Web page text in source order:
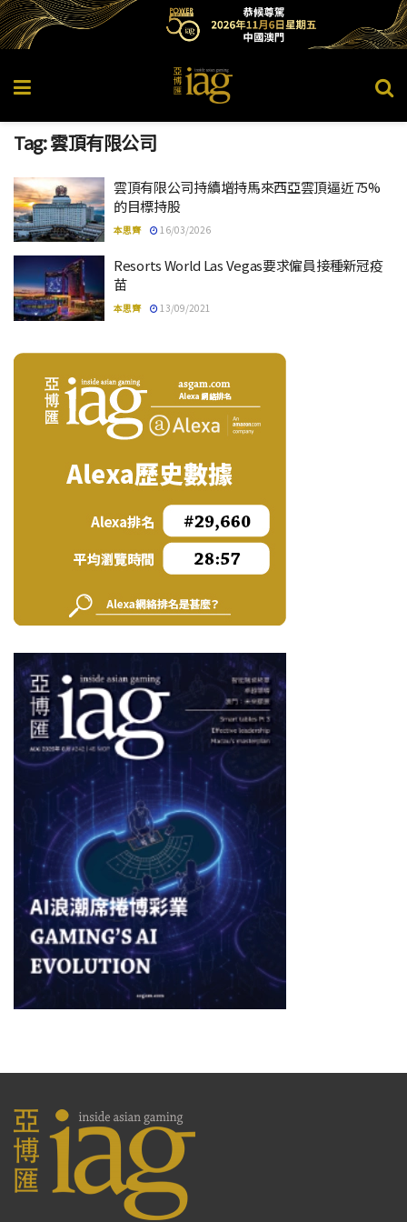
Tag:雲頂有限公司
雲頂有限公司持續增持馬來西亞雲頂逼近75%
的目標持股
本思齊 16/03/2026
Resorts World Las Vegas要求僱員接種新冠疫
苗
本思齊 13/09/2021